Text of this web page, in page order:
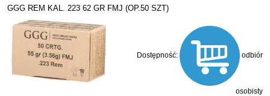
GGG REM KAL. 223 62 GR FMJ (OP.50 SZT)
Dostępność: odbiór
osobisty